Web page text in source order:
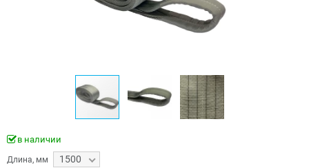
в наличии
Длина, мм 1500